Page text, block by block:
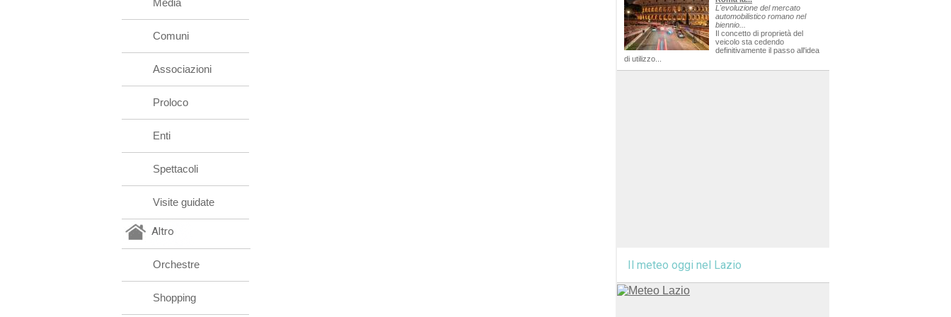
Media
Comuni
Associazioni
Proloco
Enti
Spettacoli
Visite guidate
Altro
Orchestre
Shopping
L'evoluzione del mercato
automobilistico romano nel
biennio...
Il concetto di proprietà del
veicolo sta cedendo
definitivamente il passo all'idea
di utilizzo...
Il meteo oggi nel Lazio